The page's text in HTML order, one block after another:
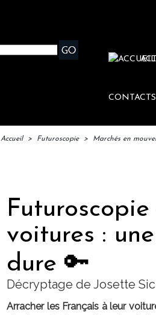
CONTACTS
Accueil > Futuroscopie > Marchés en
voitures :
dure 🔑
Décryptage de Josette
Arracher les Français à leur